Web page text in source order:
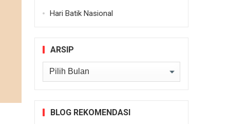
Hari Batik Nasional
ARSIP
Arsip
BLOG REKOMENDASI